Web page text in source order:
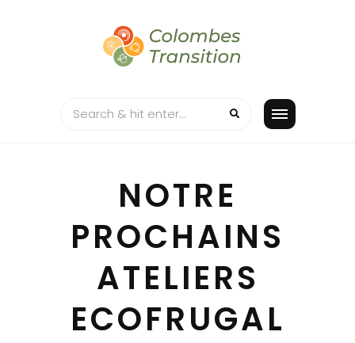
NOTRE
PROCHAINS
ATELIERS
ECOFRUGAL